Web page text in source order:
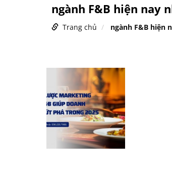
ngành F&B hiện nay
Trang chủ ngành F&B hiện